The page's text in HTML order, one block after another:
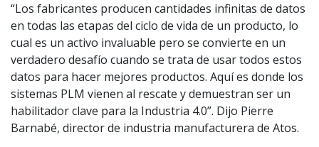
“Los fabricantes producen cantidades infinitas de datos
en todas las etapas del ciclo de vida de un producto, lo
cual es un activo invaluable pero se convierte en un
verdadero desafío cuando se trata de usar todos estos
datos para hacer mejores productos. Aquí es donde los
sistemas PLM vienen al rescate y demuestran ser un
habilitador clave para la Industria 4.0”. Dijo Pierre
Barnabé, director de industria manufacturera de Atos.